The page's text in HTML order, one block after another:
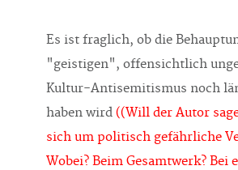
Es ist fraglich, ob die
"geistigen", offensichtlich
Kultur-Antisemitismus noch
haben wird((Will der Autor
sich um politisch gefährliche
Wobei? Beim Gesamtwerk? Bei